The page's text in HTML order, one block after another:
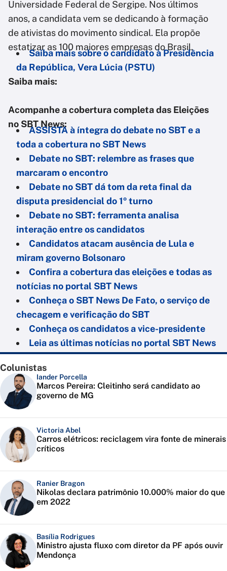
Universidade Federal de Sergipe. Nos últimos
anos, a candidata vem se dedicando à formação
de ativistas do movimento sindical. Ela propõe
estatizar as 100 maiores empresas do Brasil.
Saiba mais sobre o candidato à Presidência
da República, Vera Lúcia (PSTU)
Saiba mais:
Acompanhe a cobertura completa das Eleições
no SBT News:
ASSISTA à íntegra do debate no SBT e a
toda a cobertura no SBT News
Debate no SBT: relembre as frases que
marcaram o encontro
Debate no SBT dá tom da reta final da
disputa presidencial do 1º turno
Debate no SBT: ferramenta analisa
interação entre os candidatos
Candidatos atacam ausência de Lula e
miram governo Bolsonaro
Confira a cobertura das eleições e todas as
notícias no portal SBT News
Conheça o SBT News De Fato, o serviço de
checagem e verificação do SBT
Conheça os candidatos a vice-presidente
Leia as últimas notícias no portal SBT News
Colunistas
Iander Porcella
Marcos Pereira: Cleitinho será candidato ao
governo de MG
Victoria Abel
Carros elétricos: reciclagem vira fonte de minerais
críticos
Ranier Bragon
Nikolas declara patrimônio 10.000% maior do que
em 2022
Basília Rodrigues
Ministro ajusta fluxo com diretor da PF após ouvir
Mendonça